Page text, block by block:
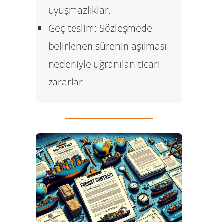
uyuşmazlıklar.
Geç teslim: Sözleşmede
belirlenen sürenin aşılması
nedeniyle uğranılan ticari
zararlar.